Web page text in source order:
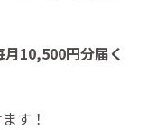
10,500円分届く
す！